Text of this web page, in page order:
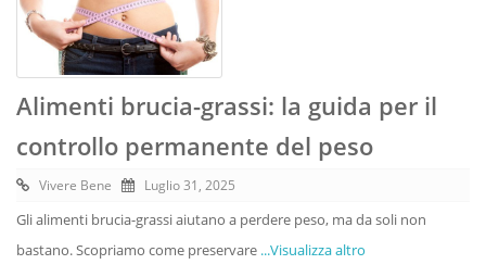
Alimenti brucia-grassi: la guida per il
controllo permanente del peso
Vivere Bene Luglio 31, 2025
Gli alimenti brucia-grassi aiutano a perdere peso, ma da soli non
bastano. Scopriamo come preservare ...Visualizza altro